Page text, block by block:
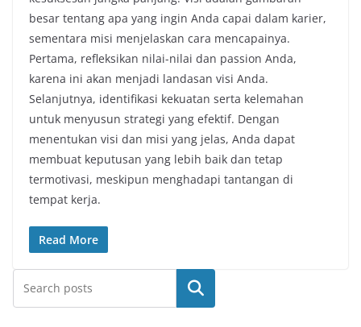
besar tentang apa yang ingin Anda capai dalam karier,
sementara misi menjelaskan cara mencapainya.
Pertama, refleksikan nilai-nilai dan passion Anda,
karena ini akan menjadi landasan visi Anda.
Selanjutnya, identifikasi kekuatan serta kelemahan
untuk menyusun strategi yang efektif. Dengan
menentukan visi dan misi yang jelas, Anda dapat
membuat keputusan yang lebih baik dan tetap
termotivasi, meskipun menghadapi tantangan di
tempat kerja.
Read More
Cari